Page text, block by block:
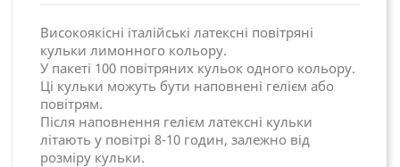
Високоякісні італійські латексні повітряні
кульки лимонного кольору.
У пакеті 100 повітряних кульок одного кольору.
Ці кульки можуть бути наповнені гелієм або
повітрям.
Після наповнення гелієм латексні кульки
літають у повітрі 8-10 годин, залежно від
розміру кульки.